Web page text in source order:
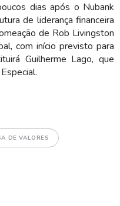
dias após o Nubank
de liderança financeira
de Rob Livingston
com início previsto para
Guilherme Lago, que
DE VALORES